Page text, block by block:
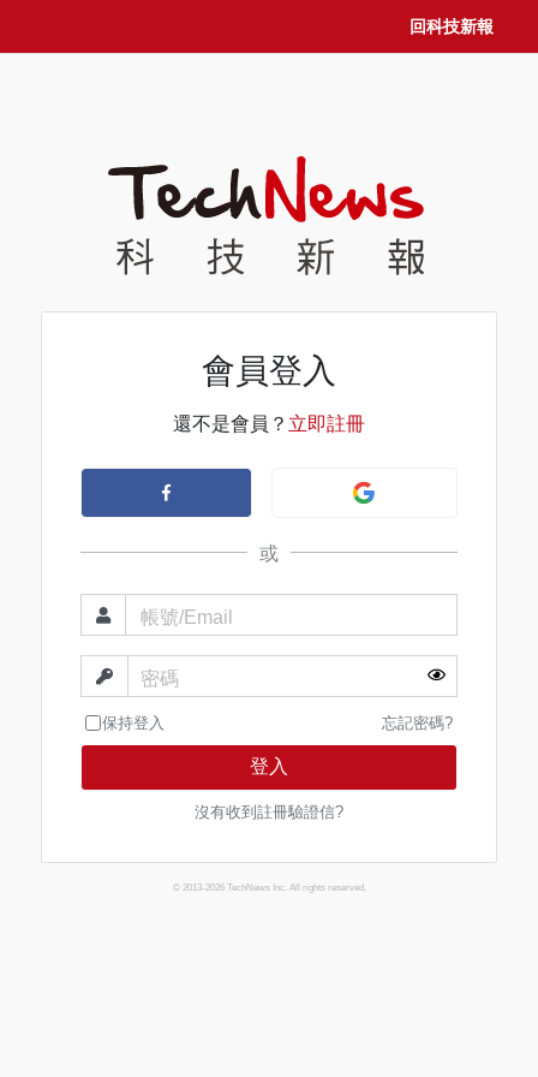
回科技新報
會員登入
還不是會員？ 立即註冊
或
帳號/Email
密碼
保持登入 忘記密碼?
登入
沒有收到註冊驗證信?
© 2013-2026 TechNews Inc. All rights reserved.